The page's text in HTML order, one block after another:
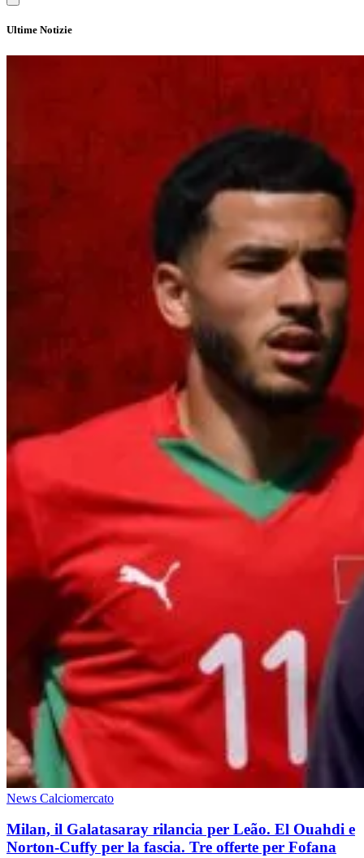
Ultime Notizie
News Calciomercato
Milan, il Galatasaray rilancia per Leão. El Ouahdi e
Norton-Cuffy per la fascia. Tre offerte per Fofana